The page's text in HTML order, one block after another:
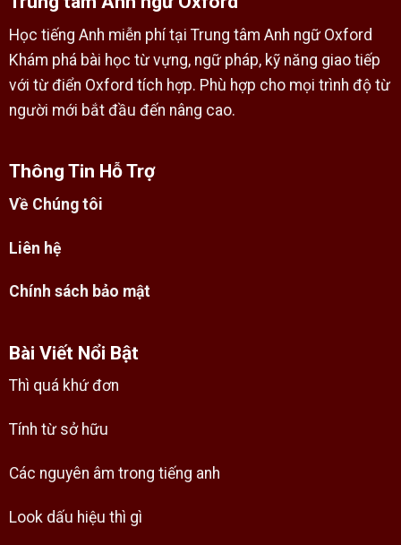
Học tiếng Anh miễn phí tại Trung tâm Anh ngữ Oxford
Khám phá bài học từ vựng, ngữ pháp, kỹ năng giao tiếp
với từ điển Oxford tích hợp. Phù hợp cho mọi trình độ từ
người mới bắt đầu đến nâng cao.
Thông Tin Hỗ Trợ
Về Chúng tôi
Liên hệ
Chính sách bảo mật
Bài Viết Nổi Bật
Thì quá khứ đơn
Tính từ sở hữu
Các nguyên âm trong tiếng anh
Look dấu hiệu thì gì